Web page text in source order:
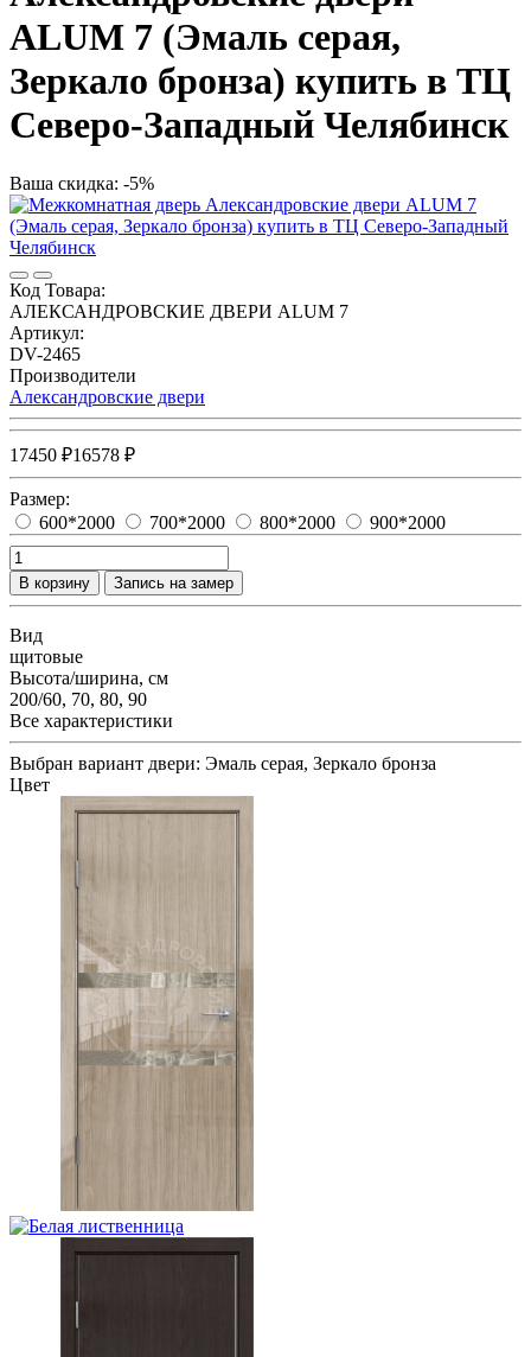
ALUM 7 (Эмаль серая,
Зеркало бронза) купить в ТЦ
Северо-Западный Челябинск
Ваша скидка: -5%
Код Товара:
АЛЕКСАНДРОВСКИЕ ДВЕРИ ALUM 7
Артикул:
DV-2465
Производители
Александровские двери
17450 ₽16578 ₽
Размер:
600*2000
700*2000 800*2000 900*2000
В корзину Запись на замер
Вид
щитовые
Высота/ширина, см
200/60, 70, 80, 90
Все характеристики
Выбран вариант двери: Эмаль серая, Зеркало бронза
Цвет